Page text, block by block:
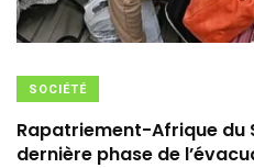
SOCIÉTÉ
Rapatriement-Afrique du
dernière phase de